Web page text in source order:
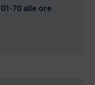
70 alle ore